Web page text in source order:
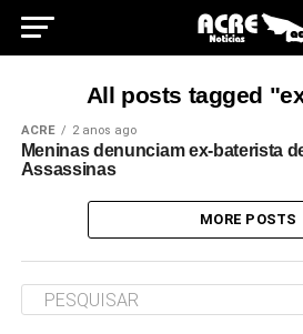
All posts tagged
ACRE 2 anos ago
Meninas denunciam ex-baterista
Assassinas
MORE POSTS